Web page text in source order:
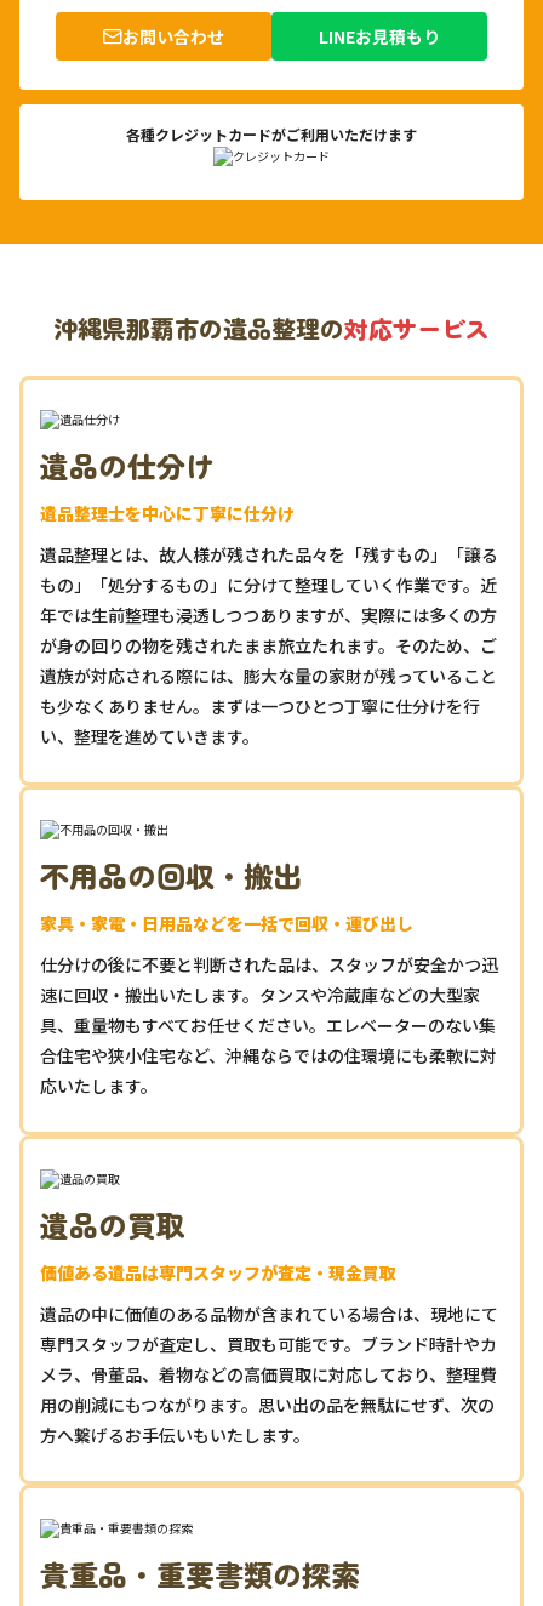
お問い合わせ LINEお見積もり
各種クレジットカードがご利用いただけます
沖縄県那覇市の遺品整理の対応サービス
遺品の仕分け
遺品整理士を中心に丁寧に仕分け
遺品整理とは、故人様が残された品々を「残すもの」「譲る
もの」「処分するもの」に分けて整理していく作業です。近
年では生前整理も浸透しつつありますが、実際には多くの方
が身の回りの物を残されたまま旅立たれます。そのため、ご
遺族が対応される際には、膨大な量の家財が残っていること
も少なくありません。まずは一つひとつ丁寧に仕分けを行
い、整理を進めていきます。
不用品の回収・搬出
家具・家電・日用品などを一括で回収・運び出し
仕分けの後に不要と判断された品は、スタッフが安全かつ迅
速に回収・搬出いたします。タンスや冷蔵庫などの大型家
具、重量物もすべてお任せください。エレベーターのない集
合住宅や狭小住宅など、沖縄ならではの住環境にも柔軟に対
応いたします。
遺品の買取
価値ある遺品は専門スタッフが査定・現金買取
遺品の中に価値のある品物が含まれている場合は、現地にて
専門スタッフが査定し、買取も可能です。ブランド時計やカ
メラ、骨董品、着物などの高価買取に対応しており、整理費
用の削減にもつながります。思い出の品を無駄にせず、次の
方へ繋げるお手伝いもいたします。
貴重品・重要書類の探索